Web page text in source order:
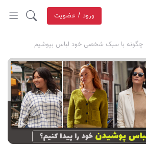
ورود / عضویت
چگونه با سبک شخصی خود لباس بپوشیم